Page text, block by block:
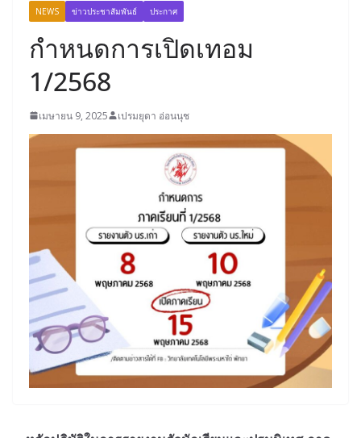
NEWS ข่าวประชาสัมพันธ์ ประกาศ
กำหนดการเปิดเทอม
1/2568
เมษายน 9, 2025 เปรมยุดา อ่อนนุช